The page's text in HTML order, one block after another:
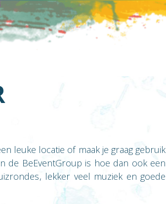
leuke locatie of maak je graag gebruik
de BeEventGroup is hoe dan ook een
lekker veel muziek en goede